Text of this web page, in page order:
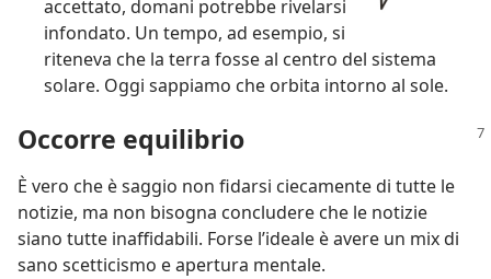
accettato, domani potrebbe rivelarsi
infondato. Un tempo, ad esempio, si
riteneva che la terra fosse al centro del sistema
solare. Oggi sappiamo che orbita intorno al sole.
Occorre equilibrio
È vero che è saggio non fidarsi ciecamente di tutte le
notizie, ma non bisogna concludere che le notizie
siano tutte inaffidabili. Forse l’ideale è avere un mix di
sano scetticismo e apertura mentale.